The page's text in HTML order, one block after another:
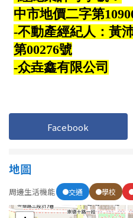
不拘
5-10 年
20-30 年
Facebook
地圖
周邊生活機能 交通 學校